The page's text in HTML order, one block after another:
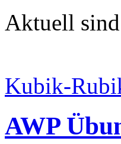
Aktuell
Kubik-
AWP